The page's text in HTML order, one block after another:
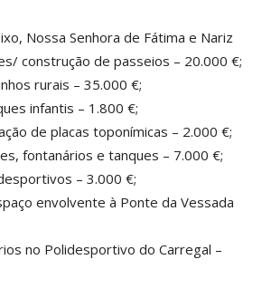
Nossa Senhora de Fátima e Nariz
construção de passeios – 20.000 €;
rurais – 35.000 €;
infantis – 1.800 €;
de placas toponímicas – 2.000 €;
fontanários e tanques – 7.000 €;
– 3.000 €;
envolvente à Ponte da Vessada
no Polidesportivo do Carregal –